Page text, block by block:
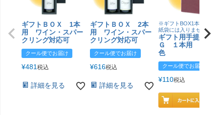
ギフトＢＯＸ 1本
用 ワイン・スパー
クリング対応可
クール便でお届け
¥481税込
詳細を見る
ギフトＢＯＸ 2本
用 ワイン・スパー
クリング対応可
クール便でお届け
¥616税込
詳細を見る
※ギフトBOX1本用はこ
紙袋には入りません
ギフト用手提げＢ
Ｇ １本用 エン
色
クール便でお届け
¥110税込